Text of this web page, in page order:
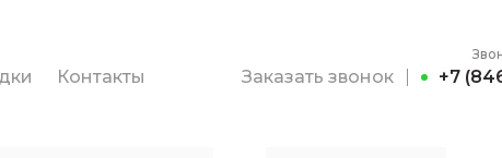
Контакты Заказать звонок +7